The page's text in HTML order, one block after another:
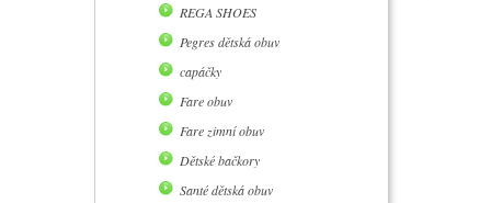
REGA SHOES
Pegres dětská obuv
capáčky
Fare obuv
Fare zimní obuv
Dětské bačkory
Santé dětská obuv